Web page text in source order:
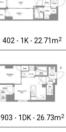
402 - 1K - 22.71m2
903 - 1DK - 26.73m2